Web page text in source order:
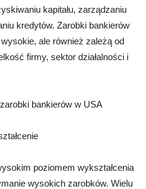
kapitału, zarządzaniu
kredytów. Zarobki bankierów
ale również zależą od
firmy, sektor działalności i
bankierów w USA
poziomem wykształcenia
wysokich zarobków. Wielu